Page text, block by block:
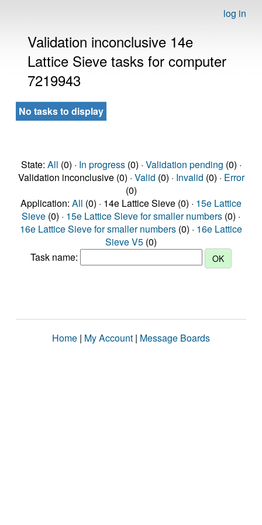
log in
Validation inconclusive 14e
Lattice Sieve tasks for computer
7219943
No tasks to display
State: All (0) · In progress(0) · Validation pending (0) ·
Validation inconclusive (0) · Valid (0) · Invalid (0) · Error
(0)
Application: All (0) · 14e Lattice Sieve (0) · 15e Lattice
Sieve (0) · 15e Lattice Sieve for smaller numbers (0) ·
16e Lattice Sieve for smaller numbers (0) · 16e Lattice
Sieve V5 (0)
Task name:
Home | My Account | Message Boards